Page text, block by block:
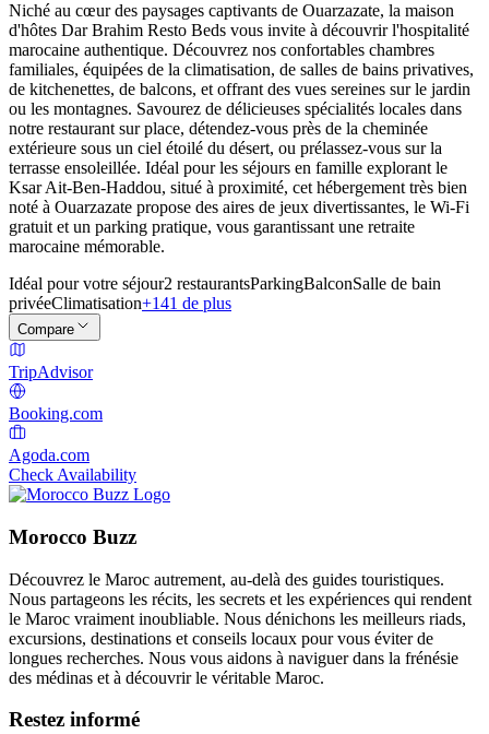
Niché au cœur des paysages captivants de Ouarzazate, la maison
d'hôtes Dar Brahim Resto Beds vous invite à découvrir l'hospitalité
marocaine authentique. Découvrez nos confortables chambres
familiales, équipées de la climatisation, de salles de bains privatives,
de kitchenettes, de balcons, et offrant des vues sereines sur le jardin
ou les montagnes. Savourez de délicieuses spécialités locales dans
notre restaurant sur place, détendez-vous près de la cheminée
extérieure sous un ciel étoilé du désert, ou prélassez-vous sur la
terrasse ensoleillée. Idéal pour les séjours en famille explorant le
Ksar Ait-Ben-Haddou, situé à proximité, cet hébergement très bien
noté à Ouarzazate propose des aires de jeux divertissantes, le Wi-Fi
gratuit et un parking pratique, vous garantissant une retraite
marocaine mémorable.
Idéal pour votre séjour2 restaurantsParkingBalconSalle de bain
privéeClimatisation+141 de plus
Compare
TripAdvisor
Booking.com
Agoda.com
Check Availability
Morocco Buzz
Découvrez le Maroc autrement, au-delà des guides touristiques.
Nous partageons les récits, les secrets et les expériences qui rendent
le Maroc vraiment inoubliable. Nous dénichons les meilleurs riads,
excursions, destinations et conseils locaux pour vous éviter de
longues recherches. Nous vous aidons à naviguer dans la frénésie
des médinas et à découvrir le véritable Maroc.
Restez informé